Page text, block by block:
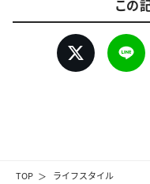
TOP ライフスタイル
この